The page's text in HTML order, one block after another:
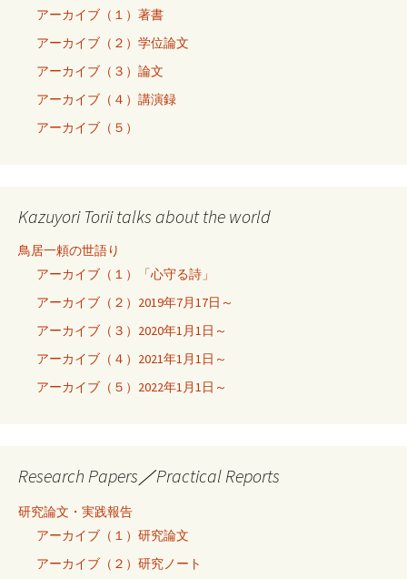
アーカイブ（１）著書
アーカイブ（２）学位論文
アーカイブ（３）論文
アーカイブ（４）講演録
アーカイブ（５）
Kazuyori Torii talks about the world
鳥居一頼の世語り
アーカイブ（１）「心守る詩」
アーカイブ（２）2019年7月17日～
アーカイブ（３）2020年1月1日～
アーカイブ（４）2021年1月1日～
アーカイブ（５）2022年1月1日～
Research Papers／Practical Reports
研究論文・実践報告
アーカイブ（１）研究論文
アーカイブ（２）研究ノート